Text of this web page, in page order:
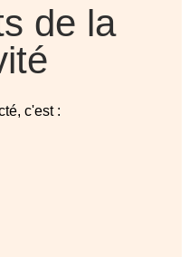
de la
c'est :